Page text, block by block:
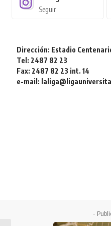
Seguir
Dirección: Estadio
Tel: 2487 82 23
Fax: 2487 82 23 int. 14
e-mail:
-